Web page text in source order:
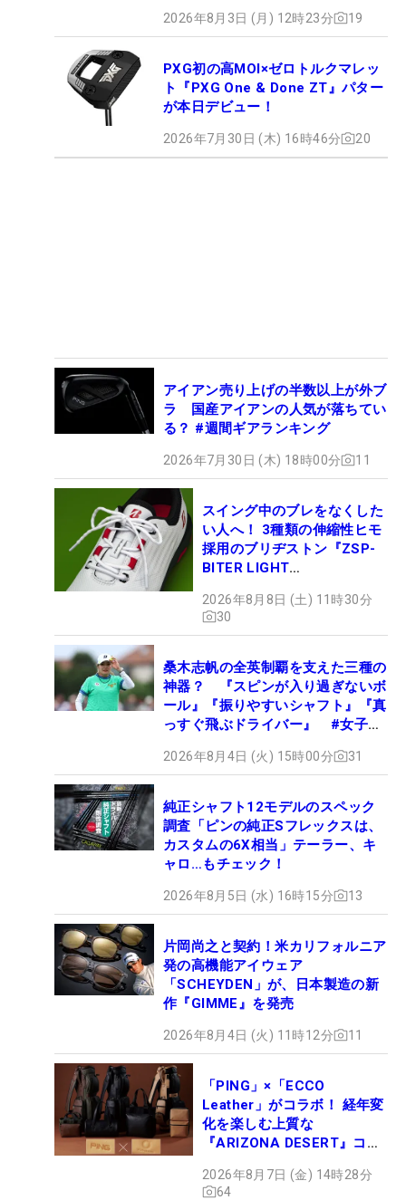
2026年8月3日 (月) 12時23分 19
PXG初の高MOI×ゼロトルクマレッ
ト『PXG One & Done ZT』パター
が本日デビュー！
2026年7月30日 (木) 16時46分 20
アイアン売り上げの半数以上が外ブ
ラ 国産アイアンの人気が落ちてい
る？ #週間ギアランキング
2026年7月30日 (木) 18時00分 11
スイング中のブレをなくした
い人へ！ 3種類の伸縮性ヒモ
採用のブリヂストン『ZSP-
BITER LIGHT
ュー
2026年8月8日 (土) 11時30分
30
桑木志帆の全英制覇を支えた三種の
神器？ 『スピンが入り過ぎないボ
ール』『振りやすいシャフト』『真
っすぐ飛ぶドライバー』 #女子プ
2026年8月4日 (火) 15時00分 31
純正シャフト12モデルのスペック
調査「ピンの純正Sフレックスは、
カスタムの6X相当」テーラー、キ
ャロ…もチェック！
2026年8月5日 (水) 16時15分 13
片岡尚之と契約！米カリフォルニア
発の高機能アイウェア
「SCHEYDEN」が、日本製造の新
作『GIMME』を発売
2026年8月4日 (火) 11時12分 11
「PING」×「ECCO
Leather」がコラボ！ 経年変
化を楽しむ上質な
『ARIZONA DESERT』コレ
ュー
2026年8月7日 (金) 14時28分
64